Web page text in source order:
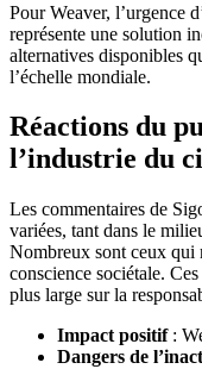
Pour Weaver, l’urgence
représente une solution
alternatives disponibles
l’échelle mondiale.
Réactions du
l’industrie du
Les commentaires de
variées, tant dans le
Nombreux sont ceux qui
conscience sociétale.
plus large sur la
Impact positif:
Dangers de